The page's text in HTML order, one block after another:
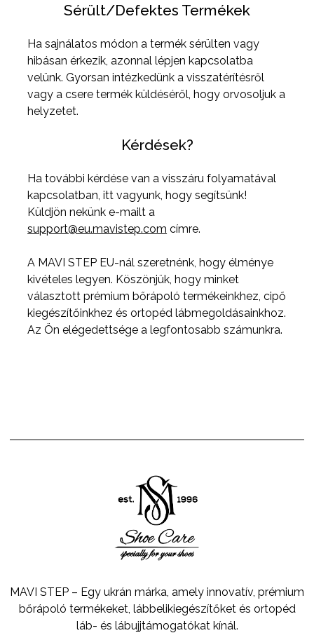
Sérült/Defektes Termékek
Ha sajnálatos módon a termék sérülten vagy
hibásan érkezik, azonnal lépjen kapcsolatba
velünk. Gyorsan intézkedünk a visszatérítésről
vagy a csere termék küldéséről, hogy orvosoljuk a
helyzetet.
Kérdések?
Ha további kérdése van a visszáru folyamatával
kapcsolatban, itt vagyunk, hogy segítsünk!
Küldjön nekünk e-mailt a
support@eu.mavistep.com címre.
A MAVI STEP EU-nál szeretnénk, hogy élménye
kivételes legyen. Köszönjük, hogy minket
választott prémium bőrápoló termékeinkhez, cipő
kiegészítőinkhez és ortopéd lábmegoldásainkhoz.
Az Ön elégedettsége a legfontosabb számunkra.
MAVI STEP – Egy ukrán márka, amely innovatív, prémium
bőrápoló termékeket, lábbelikiegészítőket és ortopéd
láb- és lábujjtámogatókat kínál.